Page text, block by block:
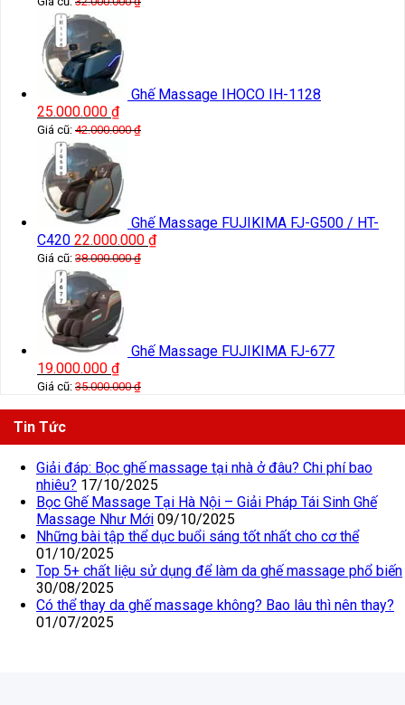
Ghế Massage IHOCO IH-1128
25.000.000 ₫
Giá cũ: 42.000.000₫
Ghế Massage FUJIKIMA FJ-G500 / HT-
C420 22.000.000 ₫
Giá cũ: 38.000.000₫
Ghế Massage FUJIKIMA FJ-677
19.000.000 ₫
Giá cũ: 35.000.000₫
Tin Tức
Giải đáp: Bọc ghế massage tại nhà ở đâu? Chi phí bao
nhiêu? 17/10/2025
Bọc Ghế Massage Tại Hà Nội – Giải Pháp Tái Sinh Ghế
Massage Như Mới 09/10/2025
Những bài tập thể dục buổi sáng tốt nhất cho cơ thể
01/10/2025
Top 5+ chất liệu sử dụng để làm da ghế massage phổ biến
30/08/2025
Có thể thay da ghế massage không? Bao lâu thì nên thay?
01/07/2025